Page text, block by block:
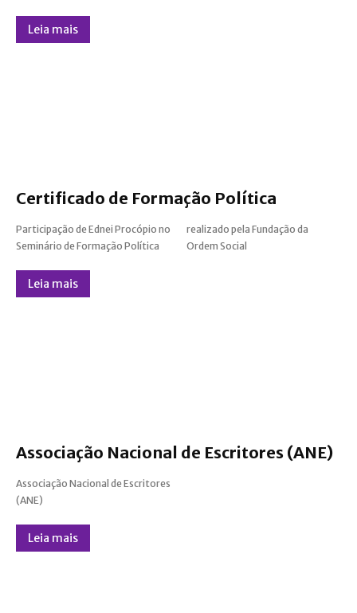
Leia mais
Certificado de Formação Política
Participação de Ednei Procópio no
Seminário de Formação Política
realizado pela Fundação da
Ordem Social
Leia mais
Associação Nacional de Escritores (ANE)
Associação Nacional de Escritores
(ANE)
Leia mais